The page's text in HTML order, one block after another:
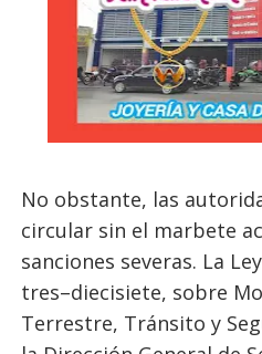
No obstante, las
circular sin el marbete
sanciones severas. La
tres–diecisiete, sobre
Terrestre, Tránsito y